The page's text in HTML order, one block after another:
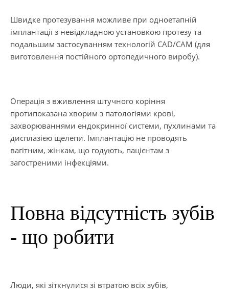
Швидке протезування можливе при одноетапній
імплантації з невідкладною установкою протезу та
подальшим застосуванням технологій CAD/CAM (для
виготовлення постійного ортопедичного виробу).
Операція з вживлення штучного коріння
протипоказана хворим з патологіями крові,
захворюваннями ендокринної системи, пухлинами та
дисплазією щелепи. Імплантацію не проводять
вагітним, жінкам, що годують, пацієнтам з
загостреними інфекціями.
Повна відсутність зубів
- що робити
Люди, які зіткнулися зі втратою всіх зубів,